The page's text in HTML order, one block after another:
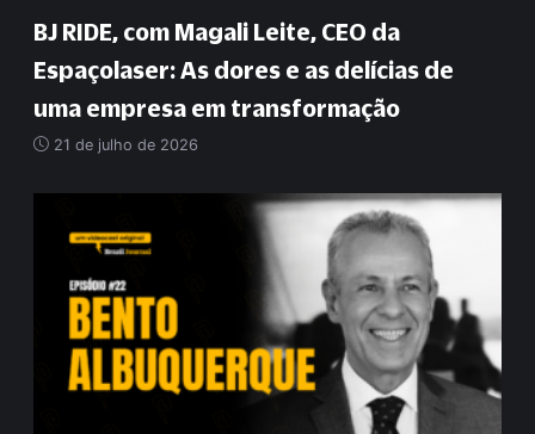
BJ RIDE, com Magali Leite, CEO da
Espaçolaser: As dores e as delícias de
uma empresa em transformação
21 de julho de 2026